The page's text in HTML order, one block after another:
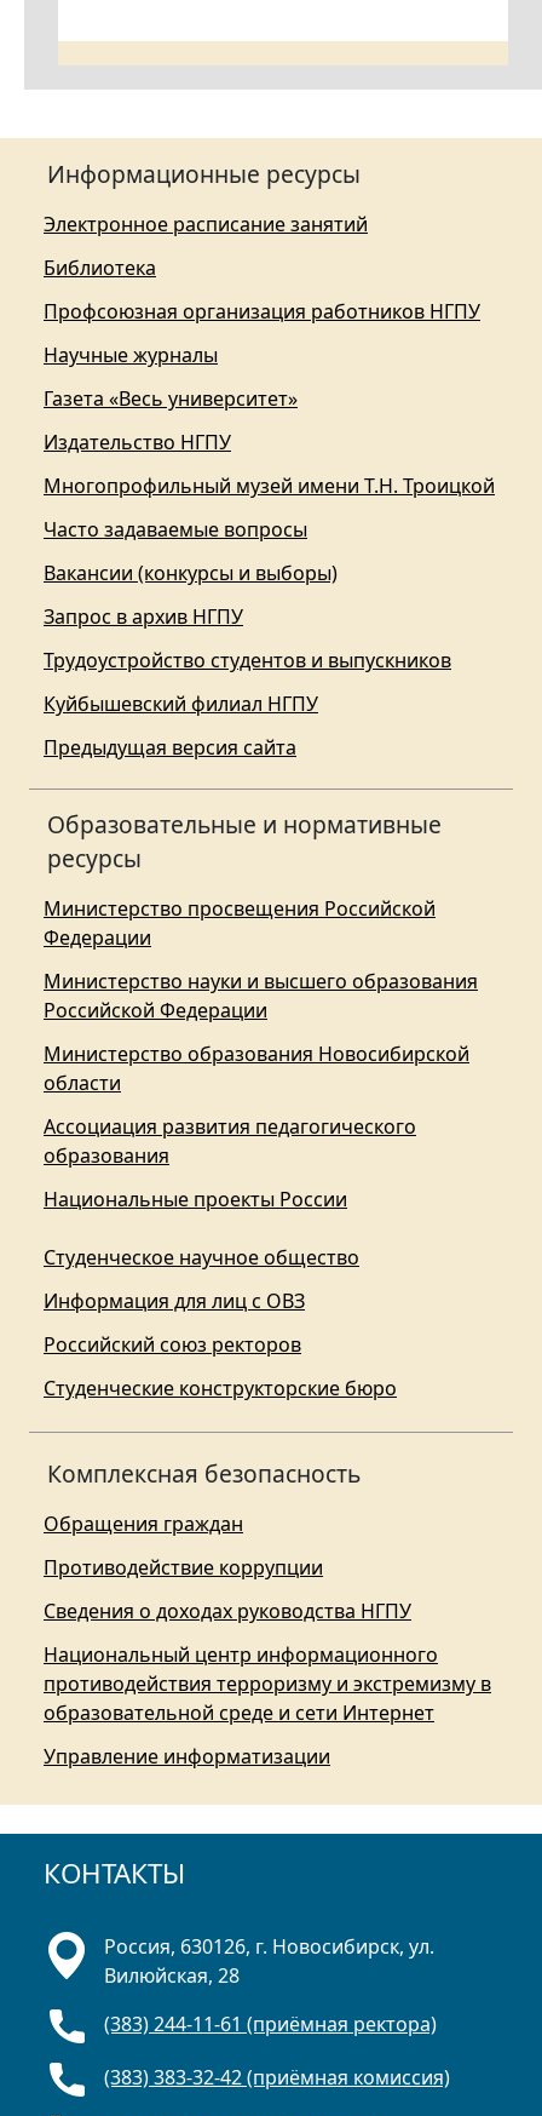
Информационные ресурсы
Электронное расписание занятий
Библиотека
Профсоюзная организация работников НГПУ
Научные журналы
Газета «Весь университет»
Издательство НГПУ
Многопрофильный музей имени Т.Н. Троицкой
Часто задаваемые вопросы
Вакансии (конкурсы и выборы)
Запрос в архив НГПУ
Трудоустройство студентов и выпускников
Куйбышевский филиал НГПУ
Предыдущая версия сайта
Образовательные и нормативные
ресурсы
Министерство просвещения Российской
Федерации
Министерство науки и высшего образования
Российской Федерации
Министерство образования Новосибирской
области
Ассоциация развития педагогического
образования
Национальные проекты России
Студенческое научное общество
Информация для лиц с ОВЗ
Российский союз ректоров
Студенческие конструкторские бюро
Комплексная безопасность
Обращения граждан
Противодействие коррупции
Сведения о доходах руководства НГПУ
Национальный центр информационного
противодействия терроризму и экстремизму в
образовательной среде и сети Интернет
Управление информатизации
КОНТАКТЫ
Россия, 630126, г. Новосибирск, ул.
Вилюйская, 28
(383) 244-11-61 (приёмная ректора)
(383) 383-32-42 (приёмная комиссия)